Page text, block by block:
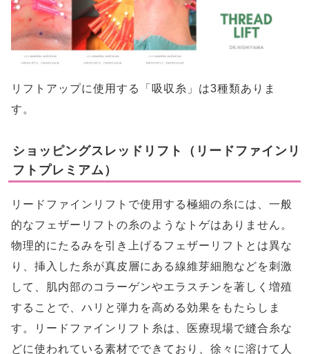
リフトアップに使用する「吸収糸」は3種類ありま
す。
ショッピングスレッドリフト（リードファインリ
フトプレミアム）
リードファインリフトで使用する極細の糸には、一般
的なフェザーリフトの糸のようなトゲはありません。
物理的にたるみを引き上げるフェザーリフトとは異な
り、挿入した糸が真皮層にある線維芽細胞などを刺激
して、肌内部のコラーゲンやエラスチンを著しく増殖
することで、ハリと弾力を高める効果をもたらしま
す。リードファインリフト糸は、医療現場で縫合糸な
どに使われている素材でできており、徐々に溶けて人